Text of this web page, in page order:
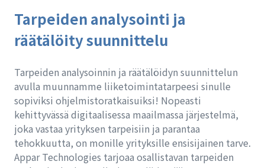
Tarpeiden analysointi ja
räätälöity suunnittelu
Tarpeiden analysoinnin ja räätälöidyn suunnittelun
avulla muunnamme liiketoimintatarpeesi sinulle
sopiviksi ohjelmistoratkaisuiksi! Nopeasti
kehittyvässä digitaalisessa maailmassa järjestelmä,
joka vastaa yrityksen tarpeisiin ja parantaa
tehokkuutta, on monille yrityksille ensisijainen tarve.
Appar Technologies tarjoaa osallistavan tarpeiden